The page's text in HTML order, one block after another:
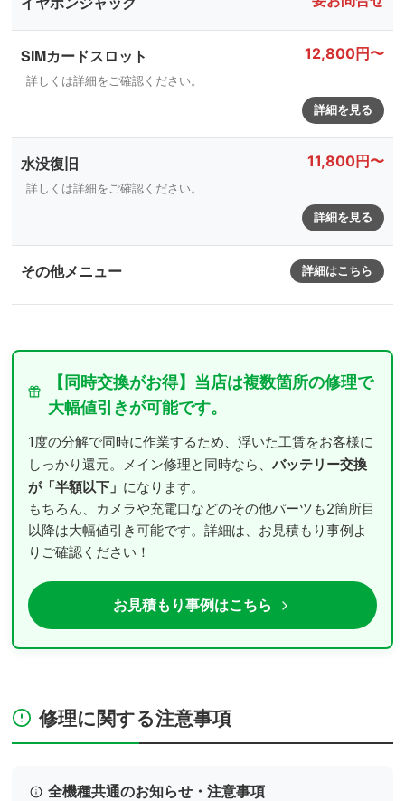
SIMカードスロット 12,800円〜
詳しくは詳細をご確認ください。
詳細を見る
水没復旧 11,800円〜
詳しくは詳細をご確認ください。
詳細を見る
その他メニュー 詳細はこちら
【同時交換がお得】当店は複数箇所の修理で
大幅値引きが可能です。
1度の分解で同時に作業するため、浮いた工賃をお客様に
しっかり還元。メイン修理と同時なら、 バッテリー交換
が「半額以下」 になります。
もちろん、カメラや充電口などのその他パーツも2箇所目
以降は大幅値引き可能です。詳細は、お見積もり事例よ
りご確認ください！
お見積もり事例はこちら
修理に関する注意事項
全機種共通のお知らせ・注意事項